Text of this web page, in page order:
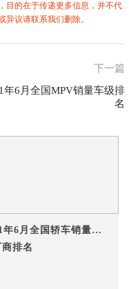
目的在于传递更多信息，并不代
议请联系我们删除。
下一篇
年6月全国MPV销量车级排
名
年6月全国轿车销量汽
排名